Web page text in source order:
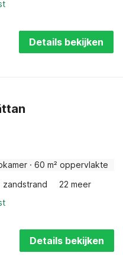
Details bekijken
· 60 m² oppervlakte
zandstrand
22 meer
Details bekijken